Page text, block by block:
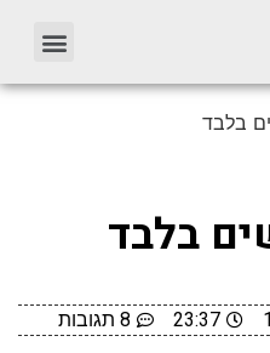
בלבד
בלבד
23:37 8 תגובות